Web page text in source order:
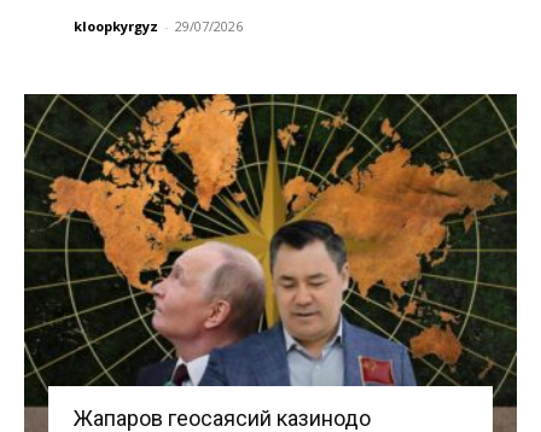
kloopkyrgyz - 29/07/2026
Жапаров геосаясий казинодо